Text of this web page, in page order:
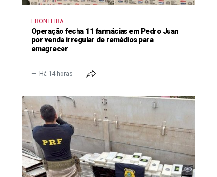
FRONTEIRA
Operação fecha 11 farmácias em Pedro Juan
por venda irregular de remédios para
emagrecer
Há 14 horas